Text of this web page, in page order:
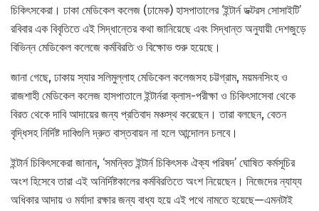
চিকিৎসকেরা। ঢাকা মেডিকেল কলেজ (ঢামেক) হাসপাতালের ‘ইন্টার্ন ডক্টরস সোসাইটি’
রবিবার এক বিবৃতিতে এই সিদ্ধান্তের কথা জানিয়েছে এবং সিদ্ধান্ত অনুযায়ী দেশজুড়ে
বিভিন্ন মেডিকেল কলেজে কর্মবিরতি ও বিক্ষোভ শুরু হয়েছে।
জানা গেছে, ঢাকায় স্যার সলিমুল্লাহ মেডিকেল কলেজসহ চট্টগ্রাম, ময়মনসিংহ ও
রাজশাহী মেডিকেল কলেজ হাসপাতালে ইন্টার্নরা ক্লাস-পরীক্ষা ও চিকিৎসাসেবা থেকে
বিরত থেকে দাবি আদায়ের জন্য প্রতিবাদ মঞ্চস্থ করেছেন। তারা বলছেন, বেতন
বৃদ্ধিসহ নির্দিষ্ট দাবিগুলি দ্রুত বাস্তবায়ন না হলে আন্দোলন চলবে।
ইন্টার্ন চিকিৎসকেরা জানান, ‘সমন্বিত ইন্টার্ন চিকিৎসক ঐক্য পরিষদ’ ঘোষিত কর্মসূচির
অংশ হিসেবে তারা এই অনির্দিষ্টকালের কর্মবিরতিতে অংশ নিয়েছেন। নিজেদের ন্যায্য
অধিকার আদায় ও মর্যাদা রক্ষার জন্য বাধ্য হয়ে এই পথে নামতে হয়েছে—এমনটাই